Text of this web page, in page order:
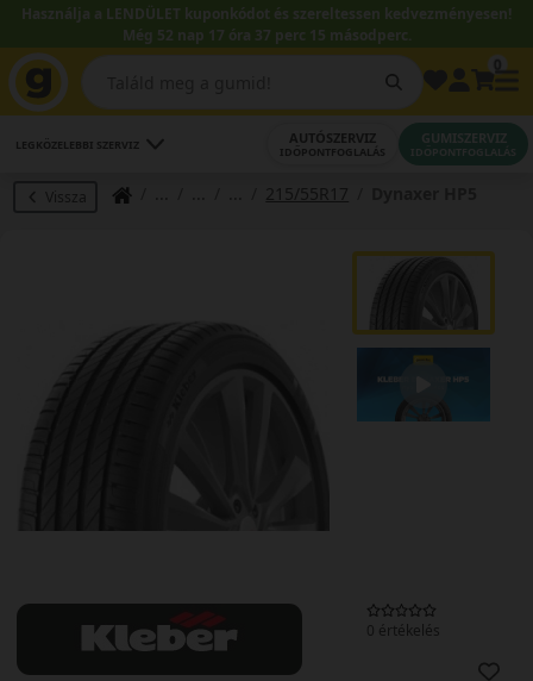
Használja a LENDÜLET kuponkódot és szereltessen kedvezményesen!
Még 52 nap 17 óra 37 perc 15 másodperc.
LEGKÖZELEBBI SZERVIZ AUTÓSZERVIZ
IDŐPONTFOGLALÁS
GUMISZERVIZ
IDŐPONTFOGLALÁS
Vissza 215/55R17
0 értékelés